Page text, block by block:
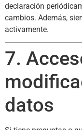
declaración
cambios. Además,
activamente.
7.
datos